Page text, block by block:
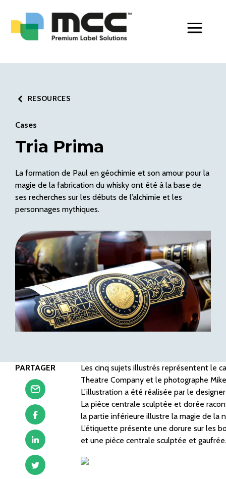
RESOURCES
Cases
Tria Prima
La formation de Paul en géochimie et son amour pour la
magie de la fabrication du whisky ont été à la base de
ses recherches sur les débuts de l’alchimie et les
personnages mythiques.
PARTAGER
Les cinq sujets illustrés représentent le
Theatre Company et le photographe
L’illustration a été réalisée par le
La pièce centrale sculptée et dorée
la partie inférieure illustre la magie de la
L’étiquette présente une dorure sur les
et une pièce centrale sculptée et gaufrée.